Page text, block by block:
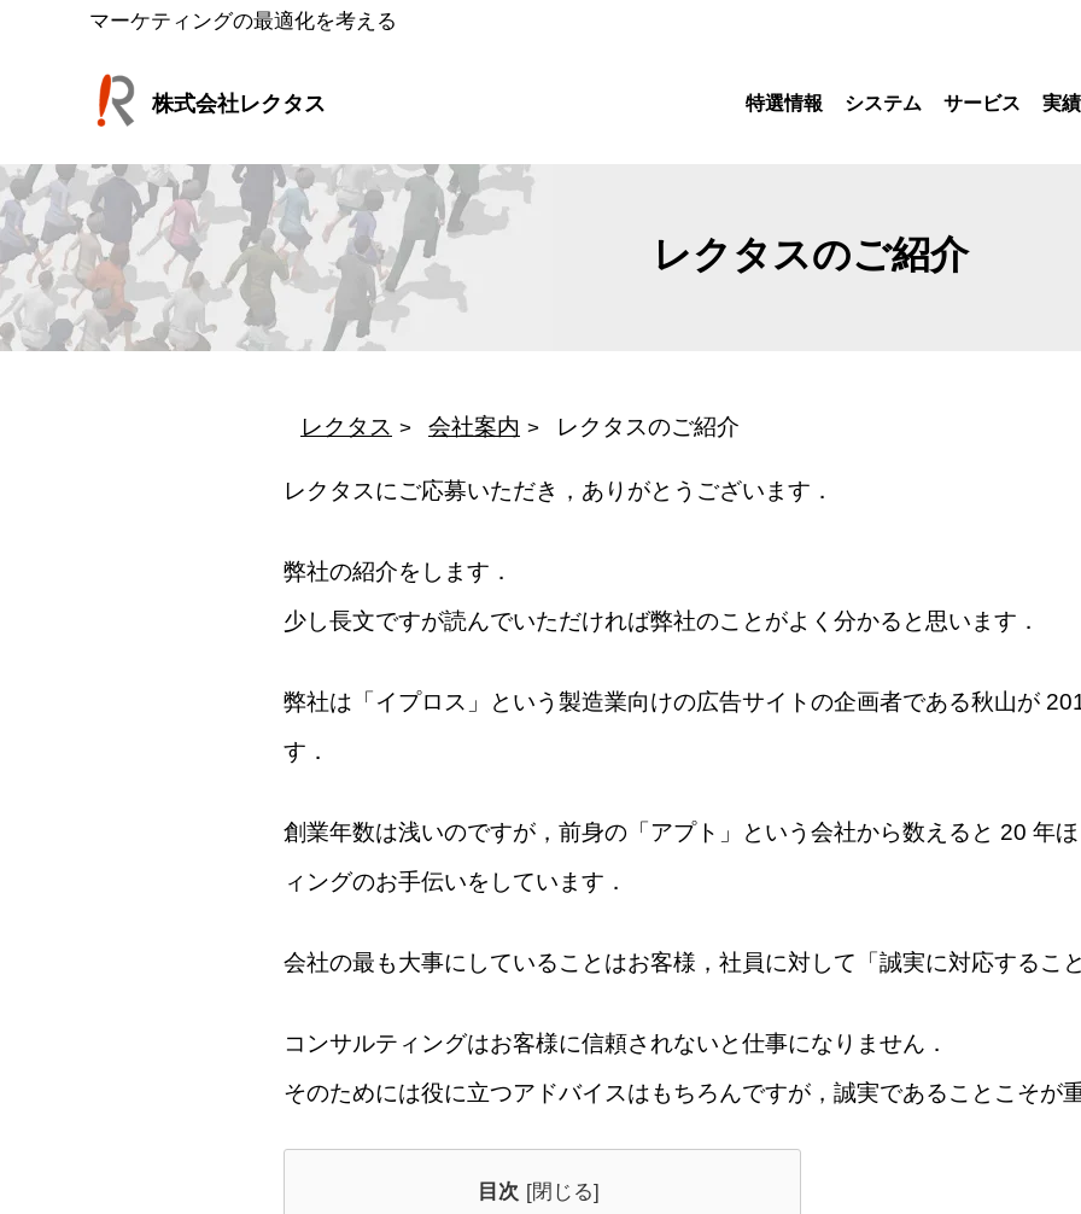
へ
ス
キ
ッ
プ
マーケティングの最適化を考える
株式会社レクタス 特選情報 システム サービス 実
レクタスのご紹介
レクタス 会社案内 レクタスのご紹介
レクタスにご応募いただき，ありがとうございます．
弊社の紹介をします．
少し長文ですが読んでいただければ弊社のことがよく分かると思います．
弊社は「イプロス」という製造業向けの広告サイトの企画者である秋山が
す．
創業年数は浅いのですが，前身の「アプト」という会社から数えると 20 年
ィングのお手伝いをしています．
会社の最も大事にしていることはお客様，社員に対して「誠実に対応するこ
コンサルティングはお客様に信頼されないと仕事になりません．
そのためには役に立つアドバイスはもちろんですが，誠実であることこそが
目次